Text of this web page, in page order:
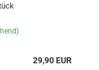
29,90 EUR